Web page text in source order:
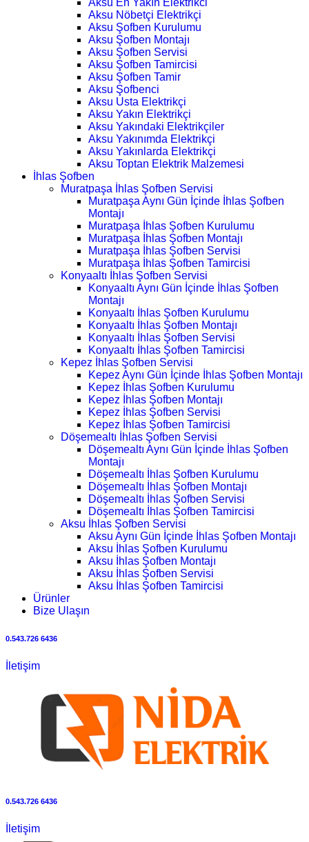
Aksu En Yakın Elektrikci
Aksu Nöbetçi Elektrikçi
Aksu Şofben Kurulumu
Aksu Şofben Montajı
Aksu Şofben Servisi
Aksu Şofben Tamircisi
Aksu Şofben Tamir
Aksu Şofbenci
Aksu Usta Elektrikçi
Aksu Yakın Elektrikçi
Aksu Yakındaki Elektrikçiler
Aksu Yakınımda Elektrikçi
Aksu Yakınlarda Elektrikçi
Aksu Toptan Elektrik Malzemesi
İhlas Şofben
Muratpaşa İhlas Şofben Servisi
Muratpaşa Aynı Gün İçinde İhlas Şofben
Montajı
Muratpaşa İhlas Şofben Kurulumu
Muratpaşa İhlas Şofben Montajı
Muratpaşa İhlas Şofben Servisi
Muratpaşa İhlas Şofben Tamircisi
Konyaaltı İhlas Şofben Servisi
Konyaaltı Aynı Gün İçinde İhlas Şofben
Montajı
Konyaaltı İhlas Şofben Kurulumu
Konyaaltı İhlas Şofben Montajı
Konyaaltı İhlas Şofben Servisi
Konyaaltı İhlas Şofben Tamircisi
Kepez İhlas Şofben Servisi
Kepez Aynı Gün İçinde İhlas Şofben Montajı
Kepez İhlas Şofben Kurulumu
Kepez İhlas Şofben Montajı
Kepez İhlas Şofben Servisi
Kepez İhlas Şofben Tamircisi
Döşemealtı İhlas Şofben Servisi
Döşemealtı Aynı Gün İçinde İhlas Şofben
Montajı
Döşemealtı İhlas Şofben Kurulumu
Döşemealtı İhlas Şofben Montajı
Döşemealtı İhlas Şofben Servisi
Döşemealtı İhlas Şofben Tamircisi
Aksu İhlas Şofben Servisi
Aksu Aynı Gün İçinde İhlas Şofben Montajı
Aksu İhlas Şofben Kurulumu
Aksu İhlas Şofben Montajı
Aksu İhlas Şofben Servisi
Aksu İhlas Şofben Tamircisi
Ürünler
Bize Ulaşın
0.543.726 6436
İletişim
0.543.726 6436
İletişim